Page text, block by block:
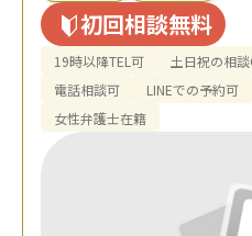
初回相談無料
19時以降TEL可 土日祝の相談
電話相談可
LINEでの予約可
女性弁護士在籍